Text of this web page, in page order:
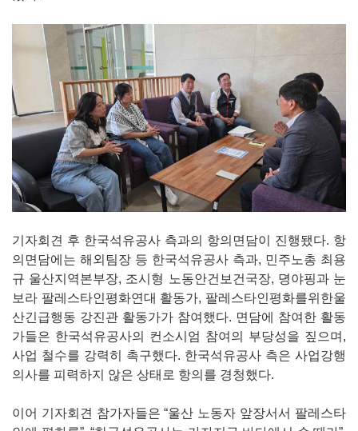
기자회견 후 한국석유공사 측과의 항의면담이 진행됐다. 항
의면담에는 해외팀장 등 한국석유공사 측과, 민주노총 최용
규 울산지역본부장, 조시형 노동안건보건국장, 뎡야핑과 눈
보라 팔레스타인평화연대 활동가, 팔레스타인평화를위한울
산긴급행동 강진관 활동가가 참여했다. 면담에 참여한 활동
가들은 한국석유공사의 컨소시엄 참여의 부당성을 짚으며,
사업 철수를 강력히 촉구했다. 한국석유공사 측은 사업강행
의사를 피력하지 않은 상태로 항의를 경청했다.
이어 기자회견 참가자들은 “울산 노동자 앞장서서 팔레스타